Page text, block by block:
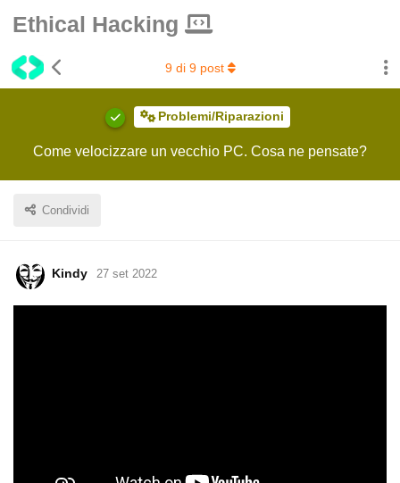
Ethical Hacking
Problemi/Riparazioni
Come velocizzare un vecchio PC. Cosa ne pensate?
Condividi
9di 9post
Kindy 27 set 2022